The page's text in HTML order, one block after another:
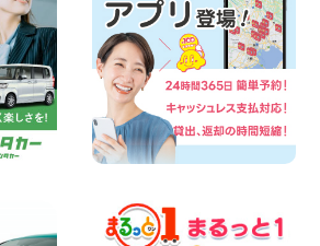
ンタカー空きあります!! 北海道 札
稲通り店
100円レンタカー 札幌下手稲通り
2026年08月10日
搬に便利な【積載車(キャリアカ
をレンタル可能です! 千葉県 千葉北
100円レンタカー 千葉北
2026年08月09日
休業日についてお知らせ 大阪府 大阪
100円レンタカー 大阪高石